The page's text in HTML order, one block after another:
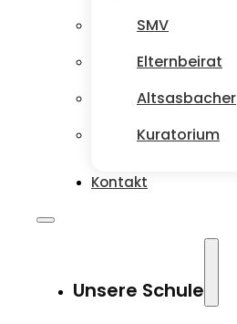
SMV
Elternbeirat
Altsasbacher
Kuratorium
Kontakt
Unsere Schule